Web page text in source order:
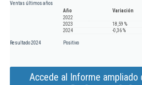
Ventas últimos años
Año
Variación
2022
2023
18,59 %
2024
-0,36 %
Resultado 2024 Positivo
Accede al Informe ampliado